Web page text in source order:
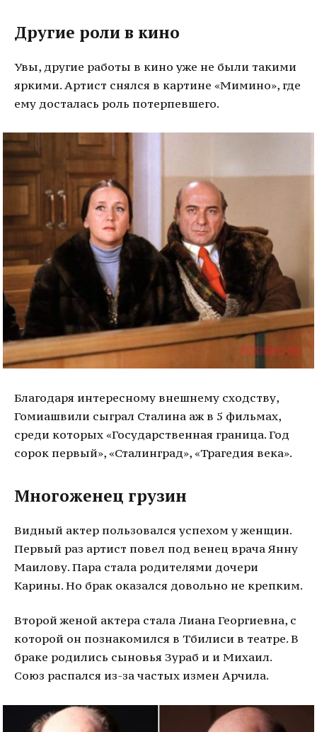
Другие роли в кино
Увы, другие работы в кино уже не были такими
яркими. Артист снялся в картине «Мимино», где
ему досталась роль потерпевшего.
Благодаря интересному внешнему сходству,
Гомиашвили сыграл Сталина аж в 5 фильмах,
среди которых «Государственная граница. Год
сорок первый», «Сталинград», «Трагедия века».
Многоженец грузин
Видный актер пользовался успехом у женщин.
Первый раз артист повел под венец врача Янну
Маилову. Пара стала родителями дочери
Карины. Но брак оказался довольно не крепким.
Второй женой актера стала Лиана Георгиевна, с
которой он познакомился в Тбилиси в театре. В
браке родились сыновья Зураб и и Михаил.
Союз распался из-за частых измен Арчила.